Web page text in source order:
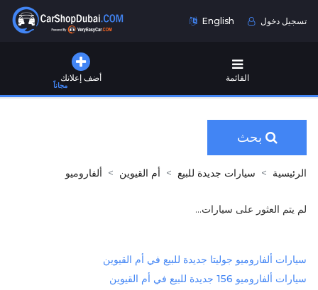
English تسجيل دخول
أضف إعلانك
مجاناً
القائمة
بحث
الرئيسية سيارات جديدة للبيع أم القيوين ألفاروميو
لم يتم العثور على سيارات...
سيارات ألفاروميو جوليتا جديدة للبيع في أم القيوين
سيارات ألفاروميو 156 جديدة للبيع في أم القيوين